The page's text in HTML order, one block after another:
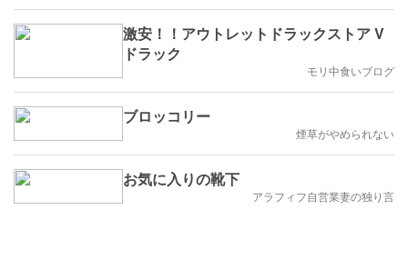
激安！！アウトレットドラックストア V
ドラック
モリ中食いブログ
ブロッコリー
煙草がやめられない
お気に入りの靴下
アラフィフ自営業妻の独り言